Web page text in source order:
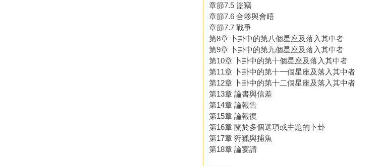
章節7.5 盜竊
章節7.6 合夥與會晤
章節7.7 戰爭
第8章 卜卦中的第八個星座及落入其中者
第9章 卜卦中的第九個星座及落入其中者
第10章 卜卦中的第十個星座及落入其中者
第11章 卜卦中的第十一個星座及落入其中者
第12章 卜卦中的第十二個星座及落入其中者
第13章 論書與信差
第14章 論報告
第15章 論報復
第16章 關於多個選項或主題的卜卦
第17章 狩獵與捕魚
第18章 論宴請